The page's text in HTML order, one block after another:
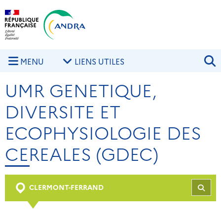
Aller au contenu principal
MENU LIENS UTILES
UMR GENETIQUE,
DIVERSITE ET
ECOPHYSIOLOGIE DES
CEREALES (GDEC)
CLERMONT-FERRAND